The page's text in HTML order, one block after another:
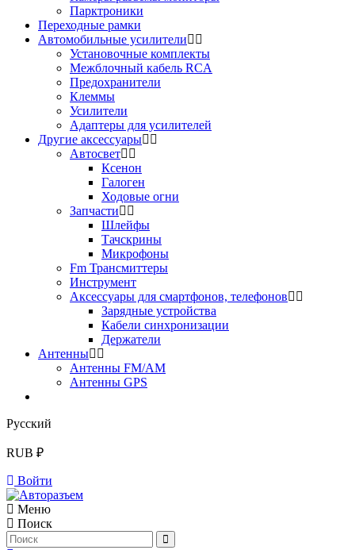
Парктроники
Переходные рамки
Автомобильные усилители
Установочные комплекты
Межблочный кабель RCA
Предохранители
Клеммы
Усилители
Адаптеры для усилителей
Другие аксессуары
Автосвет
Ксенон
Галоген
Ходовые огни
Запчасти
Шлейфы
Тачскрины
Микрофоны
Fm Трансмиттеры
Инструмент
Аксессуары для смартфонов, телефонов
Зарядные устройства
Кабели синхронизации
Держатели
Антенны
Антенны FM/AM
Антенны GPS
Русский
RUB ₽
Войти
Меню
Поиск